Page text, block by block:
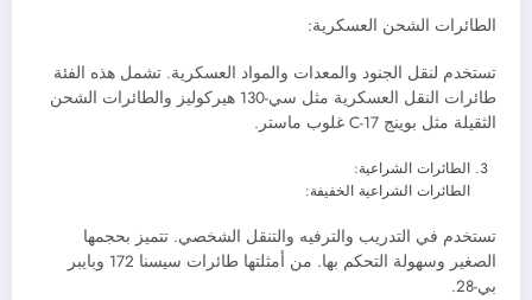
الطائرات الشحن العسكرية:
تستخدم لنقل الجنود والمعدات والمواد العسكرية. تشمل هذه الفئة
طائرات النقل العسكرية مثل سي-130 هيركوليز والطائرات الشحن
الثقيلة مثل بوينج C-17 غلوب ماستر.
الطائرات الشراعية:
الطائرات الشراعية الخفيفة:
تستخدم في التدريب والترفيه والتنقل الشخصي. تتميز بحجمها
الصغير وسهولة التحكم بها. من أمثلتها طائرات سيسنا 172 وبايبر
بي-28.